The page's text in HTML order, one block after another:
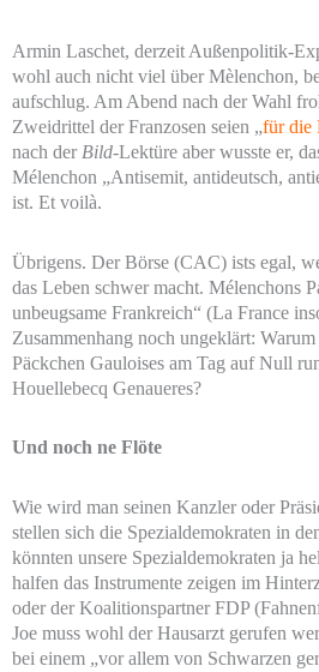
Armin Laschet, derzeit Außenpolitik-
wohl auch nicht viel über Mèlenchon,
aufschlug. Am Abend nach der Wahl
Zweidrittel der Franzosen seien „für die
nach der Bild-Lektüre aber wusste er,
Mélenchon „Antisemit, antideutsch,
ist. Et voilà.
Übrigens. Der Börse (CAC) ists egal,
das Leben schwer macht. Mélenchons
unbeugsame Frankreich“ (La France
Zusammenhang noch ungeklärt:
Päckchen Gauloises am Tag auf Null
Houellebecq Genaueres?
Und noch ne Flöte
Wie wird man seinen Kanzler oder
stellen sich die Spezialdemokraten in
könnten unsere Spezialdemokraten ja
halfen das Instrumente zeigen im
oder der Koalitionspartner FDP
Joe muss wohl der Hausarzt gerufen
bei einem „vor allem von Schwarzen